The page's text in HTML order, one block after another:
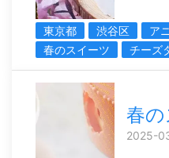
東京都 渋谷区
ア
春のスイーツ
チーズ
春
2025-